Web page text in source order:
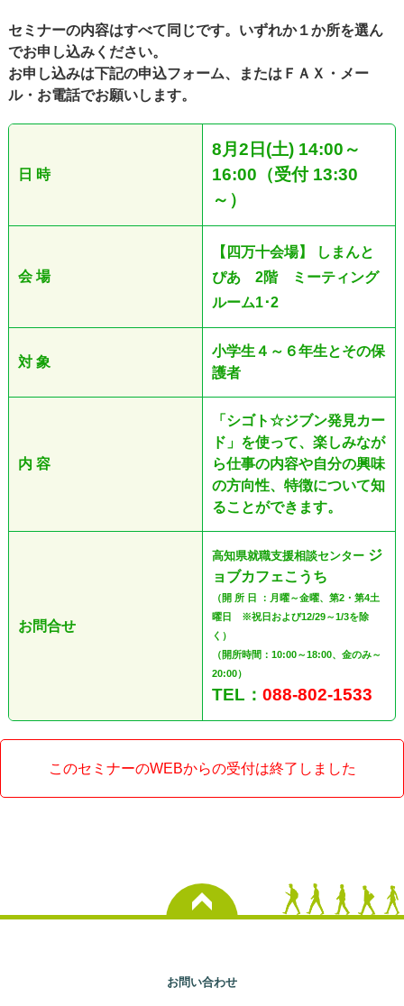
セミナーの内容はすべて同じです。いずれか１か所を選ん
でお申し込みください。
お申し込みは下記の申込フォーム、またはＦＡＸ・メー
ル・お電話でお願いします。
日 時
8月2日(土) 14:00～
16:00（受付 13:30
～）
会 場
【四万十会場】 しまんと
ぴあ 2階 ミーティング
ルーム1･2
対 象
小学生４～６年生とその保
護者
内 容
「シゴト☆ジブン発見カー
ド」を使って、楽しみなが
ら仕事の内容や自分の興味
の方向性、特徴について知
ることができます。
お問合せ
高知県就職支援相談センター ジ
ョブカフェこうち
（開 所 日 ：月曜～金曜、第2・第4土
曜日 ※祝日および12/29～1/3を除
く）
（開所時間：10:00～18:00、金のみ～
20:00）
TEL： 088-802-1533
このセミナーのWEBからの受付は終了しました
お問い合わせ